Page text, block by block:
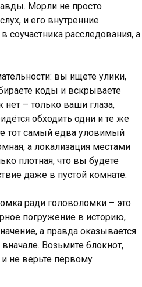
Морли не просто
и его внутренние
расследования, а
вы ищете улики,
коды и вскрываете
– только ваши глаза,
обходить одни и те же
тот самый едва уловимый
а локализация местами
плотная, что вы будете
даже в пустой комнате.
ради головоломки – это
погружение в историю,
а правда оказывается
Возьмите блокнот,
не верьте первому